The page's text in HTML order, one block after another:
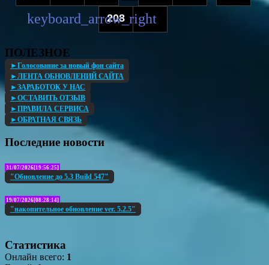
208
ПОЛЕЗНОЕ
►Голосование за новый фон сайта
►ЛЕНТА ОБНОВЛЕНИЙ САЙТА
►ЗАРАБОТОК У НАС
►ОСТАВИТЬ ОТЗЫВ
►ПРАВИЛА СЕРВИСА
►ОБРАТНАЯ СВЯЗЬ
Последние новости
31/07/2026[19:56:25]
"Обновление до 5.3 Build 547"
19/07/2026[08:28:14]
"накопительное обновление ver. 5.2.5"
Статистика
Онлайн всего: 1